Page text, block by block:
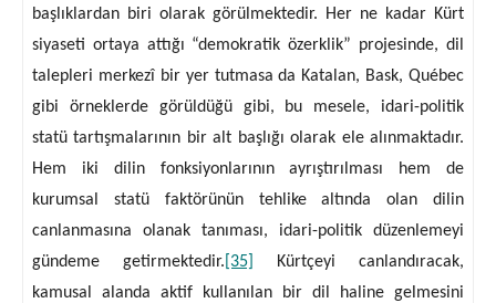
başlıklardan biri olarak görülmektedir. Her ne kadar Kürt
siyaseti ortaya attığı “demokratik özerklik” projesinde, dil
talepleri merkezî bir yer tutmasa da Katalan, Bask, Québec
gibi örneklerde görüldüğü gibi, bu mesele, idari-politik
statü tartışmalarının bir alt başlığı olarak ele alınmaktadır.
Hem iki dilin fonksiyonlarının ayrıştırılması hem de
kurumsal statü faktörünün tehlike altında olan dilin
canlanmasına olanak tanıması, idari-politik düzenlemeyi
gündeme getirmektedir. [35]
Kürtçeyi canlandıracak,
kamusal alanda aktif kullanılan bir dil haline gelmesini